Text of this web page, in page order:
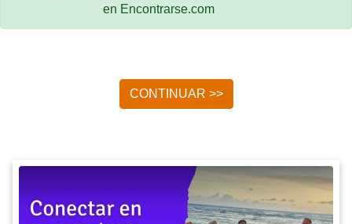
en Encontrarse.com
CONTINUAR >>